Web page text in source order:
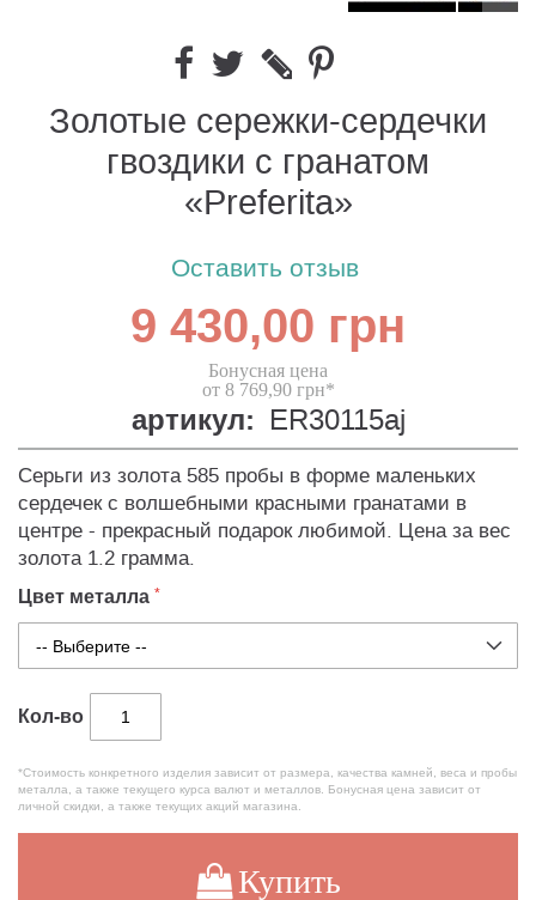
Золотые сережки-сердечки
гвоздики с гранатом
«Preferita»
Оставить отзыв
9 430,00 грн
Бонусная цена
от 8 769,90 грн*
артикул: ER30115aj
Серьги из золота 585 пробы в форме маленьких
сердечек с волшебными красными гранатами в
центре - прекрасный подарок любимой. Цена за вес
золота 1.2 грамма.
Цвет металла
Кол-во
*Стоимость конкретного изделия зависит от размера, качества камней, веса и пробы
металла, а также текущего курса валют и металлов. Бонусная цена зависит от
личной скидки, а также текущих акций магазина.
Купить